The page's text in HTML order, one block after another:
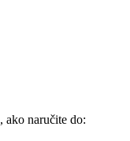
, ako naručite do: